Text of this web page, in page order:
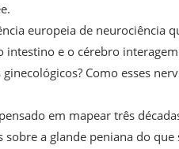
europeia de neurociência
e o cérebro
Como esses
em mapear três
sobre a glande peniana do